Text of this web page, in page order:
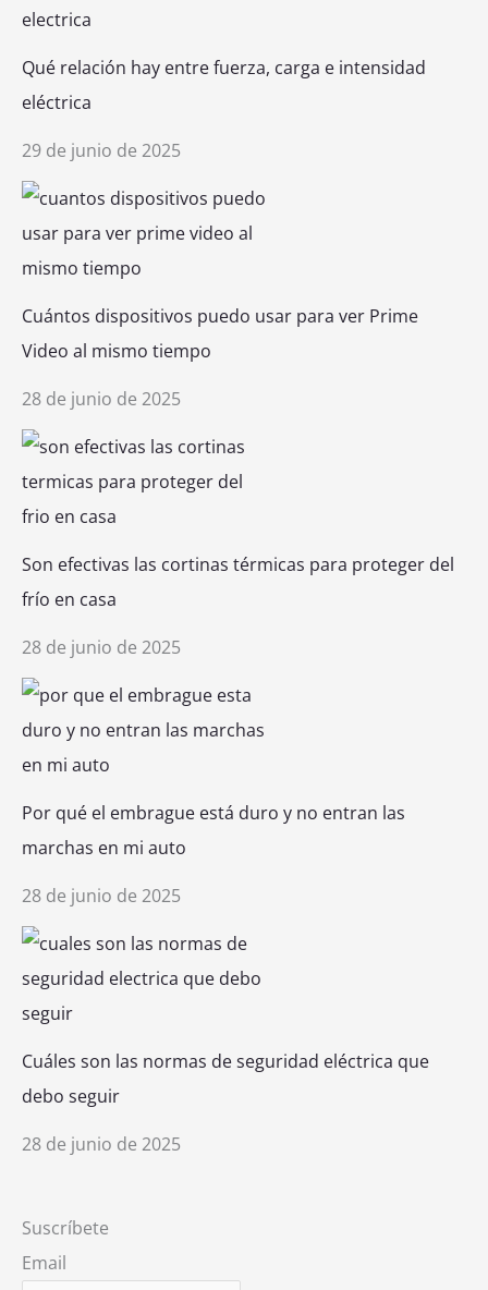
Qué relación hay entre fuerza, carga e intensidad
eléctrica
29 de junio de 2025
Cuántos dispositivos puedo usar para ver Prime
Video al mismo tiempo
28 de junio de 2025
Son efectivas las cortinas térmicas para proteger del
frío en casa
28 de junio de 2025
Por qué el embrague está duro y no entran las
marchas en mi auto
28 de junio de 2025
Cuáles son las normas de seguridad eléctrica que
debo seguir
28 de junio de 2025
Suscríbete
Email